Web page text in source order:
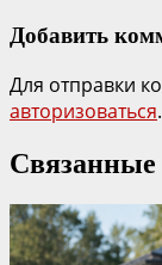
Добавить
Для отправки
авторизоваться.
Связанные